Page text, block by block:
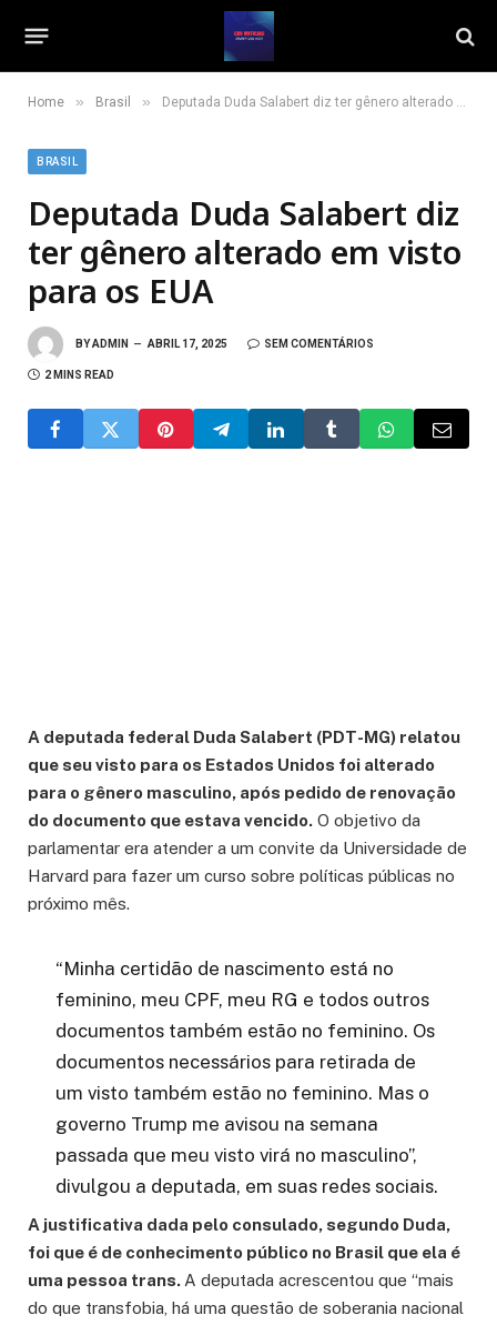
Home » Brasil » Deputada Duda Salabert diz ter gênero alterado em visto para os EUA
BRASIL
Deputada Duda Salabert diz
ter gênero alterado em visto
para os EUA
BYADMIN ABRIL 17, 2025 SEM COMENTÁRIOS
2 MINS READ
A deputada federal Duda Salabert (PDT-MG) relatou
que seu visto para os Estados Unidos foi alterado
para o gênero masculino, após pedido de renovação
do documento que estava vencido. O objetivo da
parlamentar era atender a um convite da Universidade de
Harvard para fazer um curso sobre políticas públicas no
próximo mês.
“Minha certidão de nascimento está no
feminino, meu CPF, meu RG e todos outros
documentos também estão no feminino. Os
documentos necessários para retirada de
um visto também estão no feminino. Mas o
governo Trump me avisou na semana
passada que meu visto virá no masculino”,
divulgou a deputada, em suas redes sociais.
A justificativa dada pelo consulado, segundo Duda,
foi que é de conhecimento público no Brasil que ela é
uma pessoa trans. A deputada acrescentou que “mais
do que transfobia, há uma questão de soberania nacional